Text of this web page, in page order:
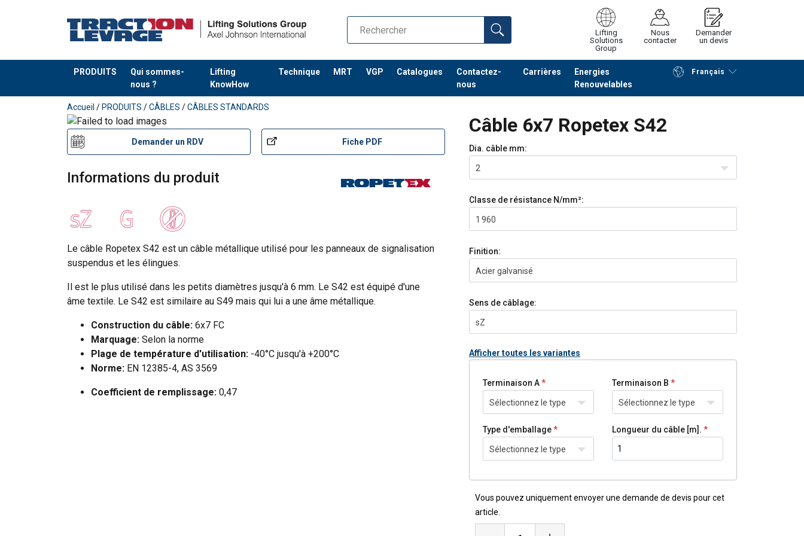
Lifting
Solutions
Group
Nous
contacter
Demander
un devis
PRODUITS
Qui sommes-
nous ?
Lifting
KnowHow
Technique MRT VGP Catalogues
Contactez-
nous
Carrières
Energies
Renouvelables
Français
Ajouté au panier Poursuivre Envoyer demande
Accueil / PRODUITS /CÂBLES /CÂBLES STANDARDS
Câble 6x7 Ropetex S42
Demander un RDV Fiche PDF
Informations du produit
Le câble Ropetex S42 est un câble métallique utilisé pour les panneaux de signalisation
suspendus et les élingues.
Il est le plus utilisé dans les petits diamètres jusqu'à 6 mm. Le S42 est équipé d'une
âme textile. Le S42 est similaire au S49 mais qui lui a une âme métallique.
Construction du câble: 6x7 FC
Marquage: Selon la norme
Plage de température d'utilisation: -40°C jusqu'à +200°C
Norme: EN 12385-4, AS 3569
Coefficient de remplissage: 0,47
Dia. câble mm:
2
Classe de résistance N/mm²:
1 960
Finition:
Acier galvanisé
Sens de câblage:
sZ
Afficher toutes les variantes
Terminaison A
Sélectionnez le type
Terminaison B
Sélectionnez le type
Type d'emballage
Sélectionnez le type
Longueur du câble [m].
Vous pouvez uniquement envoyer une demande de devis pour cet
article.